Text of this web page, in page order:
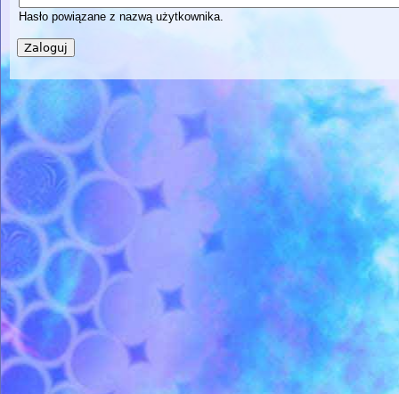
Hasło powiązane z nazwą użytkownika.